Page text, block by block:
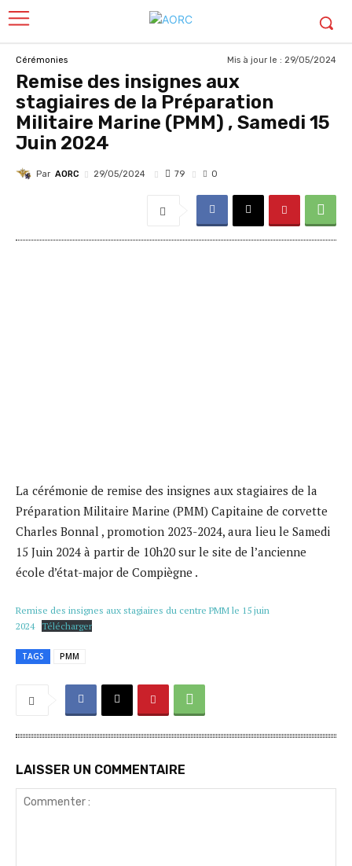
Cérémonies Mis à jour le : 29/05/2024
Remise des insignes aux
stagiaires de la Préparation
Militaire Marine (PMM) , Samedi 15
Juin 2024
Par AORC 29/05/2024 79 0
La cérémonie de remise des insignes aux stagiaires de la
Préparation Militaire Marine (PMM) Capitaine de corvette
Charles Bonnal , promotion 2023-2024, aura lieu le Samedi
15 Juin 2024 à partir de 10h20 sur le site de l’ancienne
école d’état-major de Compiègne .
Remise des insignes aux stagiaires du centre PMM le 15 juin
2024
Télécharger
TAGS PMM
LAISSER UN COMMENTAIRE